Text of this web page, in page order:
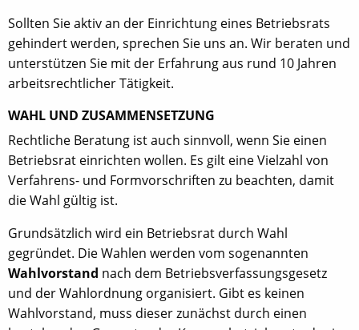
Sollten Sie aktiv an der Einrichtung eines Betriebsrats
gehindert werden, sprechen Sie uns an. Wir beraten und
unterstützen Sie mit der Erfahrung aus rund 10 Jahren
arbeitsrechtlicher Tätigkeit.
WAHL UND ZUSAMMENSETZUNG
Rechtliche Beratung ist auch sinnvoll, wenn Sie einen
Betriebsrat einrichten wollen. Es gilt eine Vielzahl von
Verfahrens- und Formvorschriften zu beachten, damit
die Wahl gültig ist.
Grundsätzlich wird ein Betriebsrat durch Wahl
gegründet. Die Wahlen werden vom sogenannten
Wahlvorstand nach dem Betriebsverfassungsgesetz
und der Wahlordnung organisiert. Gibt es keinen
Wahlvorstand, muss dieser zunächst durch einen